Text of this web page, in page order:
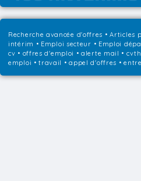
Recherche avancée d'offres •Articles
intérim • Emploi secteur • Emploi
cv • offres d'emploi • alerte mail •
emploi • travail • appel d'offres •